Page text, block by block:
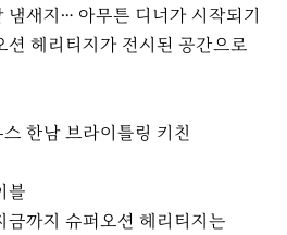
냄새지… 아무튼 디너가 시작되기
션 헤리티지가 전시된 공간으로
한남 브라이틀링 키친
블
금까지 슈퍼오션 헤리티지는